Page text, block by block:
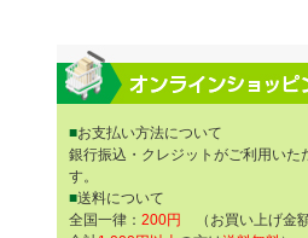
■お支払い方法について
銀行振込・クレジットがご利用いた
す。
■送料について
全国一律： 200円 （お買い上げ金